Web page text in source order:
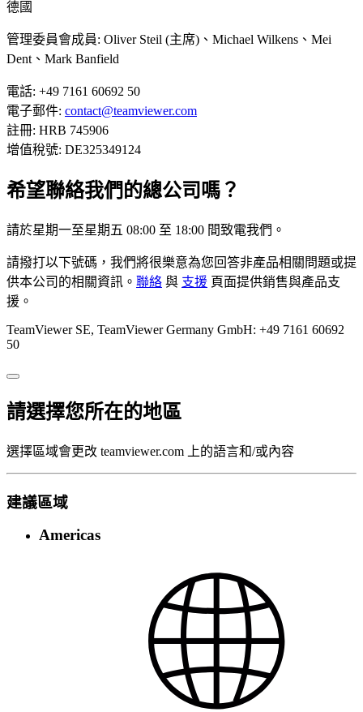
德國
管理委員會成員: Oliver Steil (主席)、Michael Wilkens、Mei
Dent、Mark Banfield
電話: +49 7161 60692 50
電子郵件: contact@teamviewer.com
註冊: HRB 745906
增值稅號: DE325349124
希望聯絡我們的總公司嗎？
請於星期一至星期五 08:00 至 18:00 間致電我們。
請撥打以下號碼，我們將很樂意為您回答非產品相關問題或提
供本公司的相關資訊。 聯絡 與 支援 頁面提供銷售與產品支
援。
TeamViewer SE, TeamViewer Germany GmbH: +49 7161 60692
50
請選擇您所在的地區
選擇區域會更改 teamviewer.com 上的語言和/或內容
建議區域
Americas